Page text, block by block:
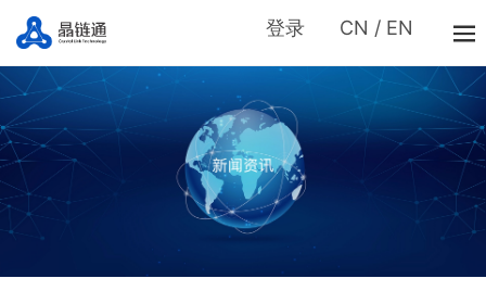
登录 CN / EN